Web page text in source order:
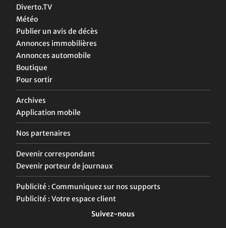
Diverto.TV
Météo
Publier un avis de décès
Annonces immobilières
Annonces automobile
Boutique
Pour sortir
Archives
Application mobile
Nos partenaires
Devenir correspondant
Devenir porteur de journaux
Publicité : Communiquez sur nos supports
Publicité : Votre espace client
Suivez-nous